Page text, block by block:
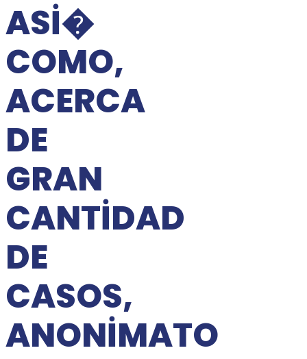
ASI�
COMO,
ACERCA
DE
GRAN
CANTIDAD
DE
CASOS,
ANONIMATO